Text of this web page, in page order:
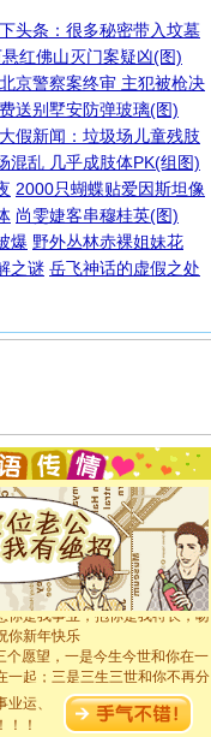
头条：很多秘密带入坟墓
红佛山灭门案疑凶(图)
京警察案终审 主犯被枪决
送别墅安防弹玻璃(图)
假新闻：垃圾场儿童残肢
混乱 几乎成肢体PK(组图)
2000只蝴蝶贴爱因斯坦像
尚雯婕客串穆桂英(图)
爆 野外丛林赤裸姐妹花
之谜 岳飞神话的虚假之处
：千万快乐！千万要健康！千万
万不要忘记我！
会想起你,而是这样的日子才
你,圣诞要快乐!新年要快乐!天天
,在这个特别的日子里,愿幸福,
祝愿与你同在.圣诞快乐!
不到你我要充电；没有你我会
你是我事业，抱你是我特长，吻
你新年快乐
愿望，一是今生今世和你在一
起；三是三生三世和你不再分
那一刻，你在我身后无助地哭
爱你。我转身抱住你：这猪不
运、
！！